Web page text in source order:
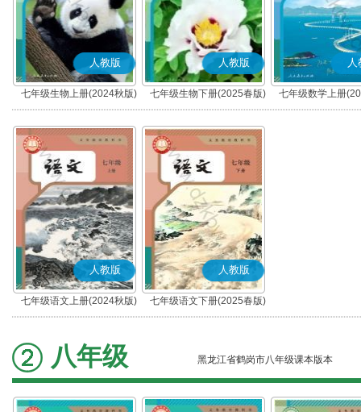
人教版
七年级生物上册(2024秋版)
人教版
七年级生物下册(2025春版)
人
七年级数学上册
人教版
七年级语文上册(2024秋版)
(部编版)
人教版
七年级语文下册(2025春版)
(部编版)
八年级 黑龙江省鹤岗市八年级课本版本